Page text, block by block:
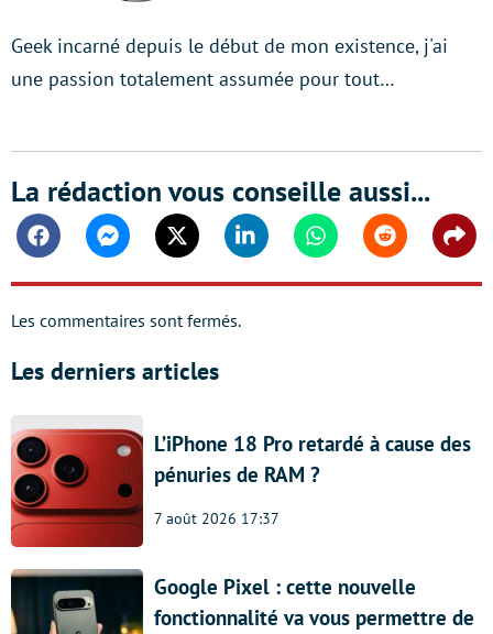
Geek incarné depuis le début de mon existence, j'ai
une passion totalement assumée pour tout…
La rédaction vous conseille aussi...
FacebookMessengerTwitter Linkedin WhatsappReddit
Les commentaires sont fermés.
Les derniers articles
L’iPhone 18 Pro retardé à cause des
pénuries de RAM ?
7 août 2026 17:37
Google Pixel : cette nouvelle
fonctionnalité va vous permettre de